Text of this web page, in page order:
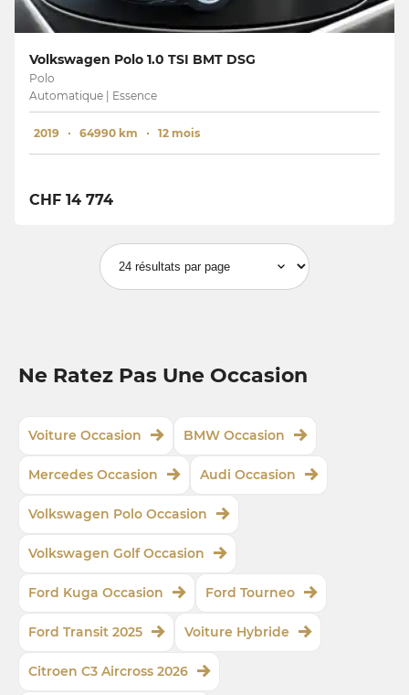
Volkswagen Polo 1.0 TSI BMT DSG
Polo
Automatique | Essence
2019 64990 km 12 mois
CHF 14 774
Ne Ratez Pas Une Occasion
Voiture Occasion BMW Occasion
Mercedes Occasion Audi Occasion
Volkswagen Polo Occasion
Volkswagen Golf Occasion
Ford Kuga Occasion Ford Tourneo
Ford Transit 2025 Voiture Hybride
Citroen C3 Aircross 2026